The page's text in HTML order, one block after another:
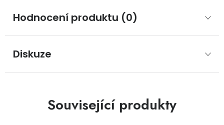
Hodnocení produktu (0)
Diskuze
Související produkty